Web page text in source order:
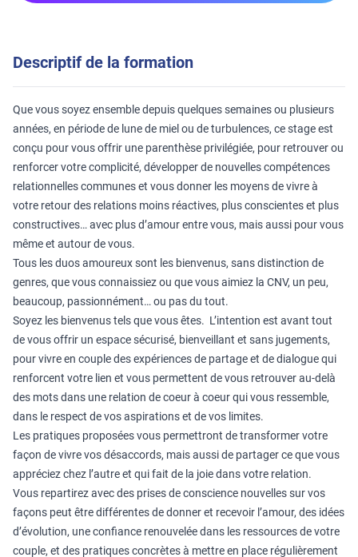
Descriptif de la formation
Que vous soyez ensemble depuis quelques semaines ou plusieurs
années, en période de lune de miel ou de turbulences, ce stage est
conçu pour vous offrir une parenthèse privilégiée, pour retrouver ou
renforcer votre complicité, développer de nouvelles compétences
relationnelles communes et vous donner les moyens de vivre à
votre retour des relations moins réactives, plus conscientes et plus
constructives… avec plus d’amour entre vous, mais aussi pour vous
même et autour de vous.
Tous les duos amoureux sont les bienvenus, sans distinction de
genres, que vous connaissiez ou que vous aimiez la CNV, un peu,
beaucoup, passionnément… ou pas du tout.
Soyez les bienvenus tels que vous êtes. L’intention est avant tout
de vous offrir un espace sécurisé, bienveillant et sans jugements,
pour vivre en couple des expériences de partage et de dialogue qui
renforcent votre lien et vous permettent de vous retrouver au-delà
des mots dans une relation de coeur à coeur qui vous ressemble,
dans le respect de vos aspirations et de vos limites.
Les pratiques proposéesvous permettront de transformer votre
façon de vivre vos désaccords, mais aussi de partager ce que vous
appréciez chez l’autre et qui fait de la joie dans votre relation.
Vous repartirez avec des prises de conscience nouvelles sur vos
façons peut être différentes de donner et recevoir l’amour, des idées
d’évolution, une confiance renouvelée dans les ressources de votre
couple, et des pratiques concrètes à mettre en place régulièrement